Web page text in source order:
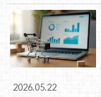
2026.05.22